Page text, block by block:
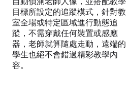
目標所設定的追蹤模式，針對教
室全場或特定區域進行動態追
蹤，不需穿戴任何裝置或感應
器，老師就算隨處走動，遠端的
學生也絕不會錯過精彩教學內
容。